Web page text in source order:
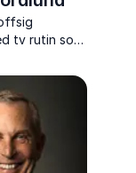
tv rutin som
flyta